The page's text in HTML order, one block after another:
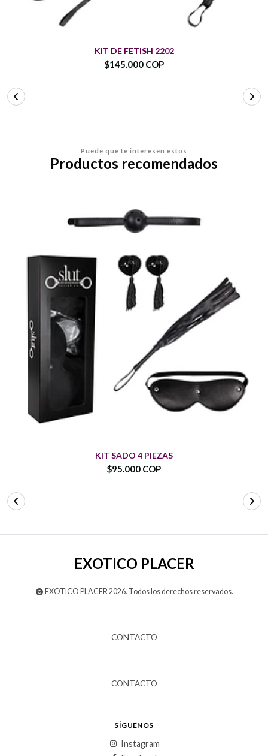
KIT DE FETISH 2202
$145.000 COP
Puede que te interesen estos
Productos recomendados
KIT SADO 4 PIEZAS
$95.000 COP
EXOTICO PLACER
EXOTICO PLACER 2026. Todos los derechos reservados.
CONTACTO
CONTACTO
SÍGUENOS
Instagram